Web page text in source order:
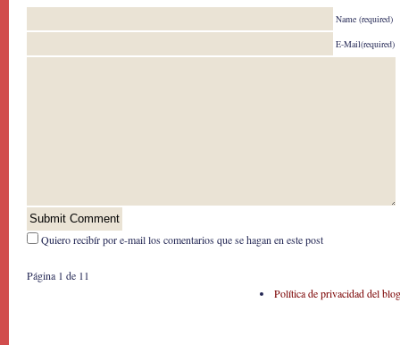
Name (required)
E-Mail(required)
Quiero recibír por e-mail los comentarios que se hagan en este post
Página 1 de 1 1
Política de privacidad del